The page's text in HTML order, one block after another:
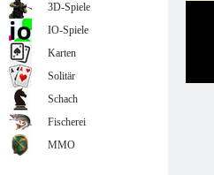
3D-Spiele
IO-Spiele
Karten
Solitär
Schach
Fischerei
MMO